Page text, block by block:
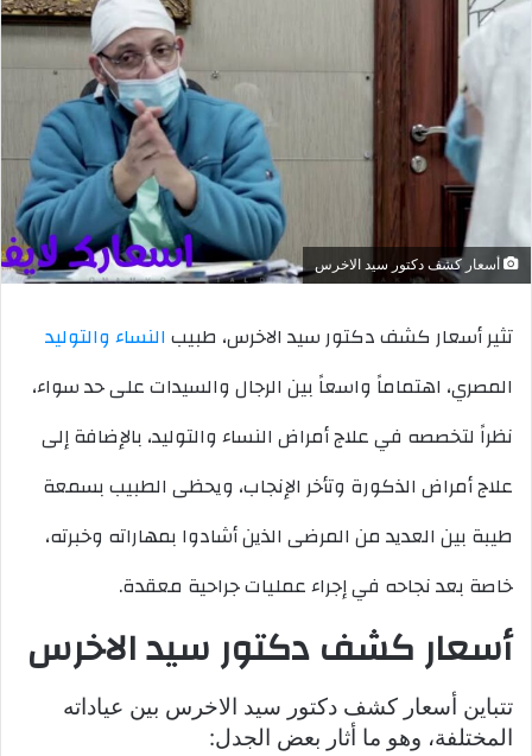
أسعار كشف دكتور سيد الاخرس
تثير أسعار كشف دكتور سيد الاخرس، طبيب النساء والتوليد
المصري، اهتماماً واسعاً بين الرجال والسيدات على حد سواء،
نظراً لتخصصه في علاج أمراض النساء والتوليد، بالإضافة إلى
علاج أمراض الذكورة وتأخر الإنجاب، ويحظى الطبيب بسمعة
طيبة بين العديد من المرضى الذين أشادوا بمهاراته وخبرته،
خاصة بعد نجاحه في إجراء عمليات جراحية معقدة.
أسعار كشف دكتور سيد الاخرس
تتباين أسعار كشف دكتور سيد الاخرس بين عياداته
المختلفة، وهو ما أثار بعض الجدل: